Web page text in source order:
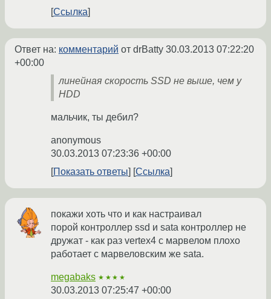
Ссылка
Ответ на: комментарий от drBatty 30.03.2013 07:22:20
+00:00
линейная скорость SSD не выше, чем у
HDD
мальчик, ты дебил?
anonymous
30.03.2013 07:23:36 +00:00
Показать ответы
Ссылка
покажи хоть что и как настраивал
порой контроллер ssd и sata контроллер не
дружат - как раз vertex4 с марвелом плохо
работает с марвеловским же sata.
megabaks ★★★★
30.03.2013 07:25:47 +00:00